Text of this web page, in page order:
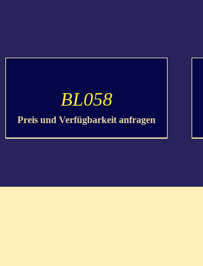
BL058
Preis und Verfügbarkeit anfragen